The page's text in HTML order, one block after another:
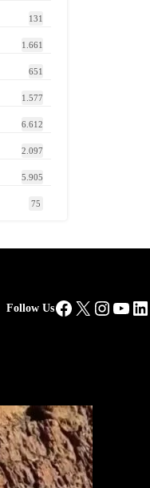
131
1.661
651
1.577
6.612
2.097
5.905
75
Follow UsFacebook
X